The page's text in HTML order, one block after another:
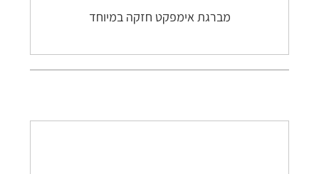
מברגת אימפקט חזקה במיוחד